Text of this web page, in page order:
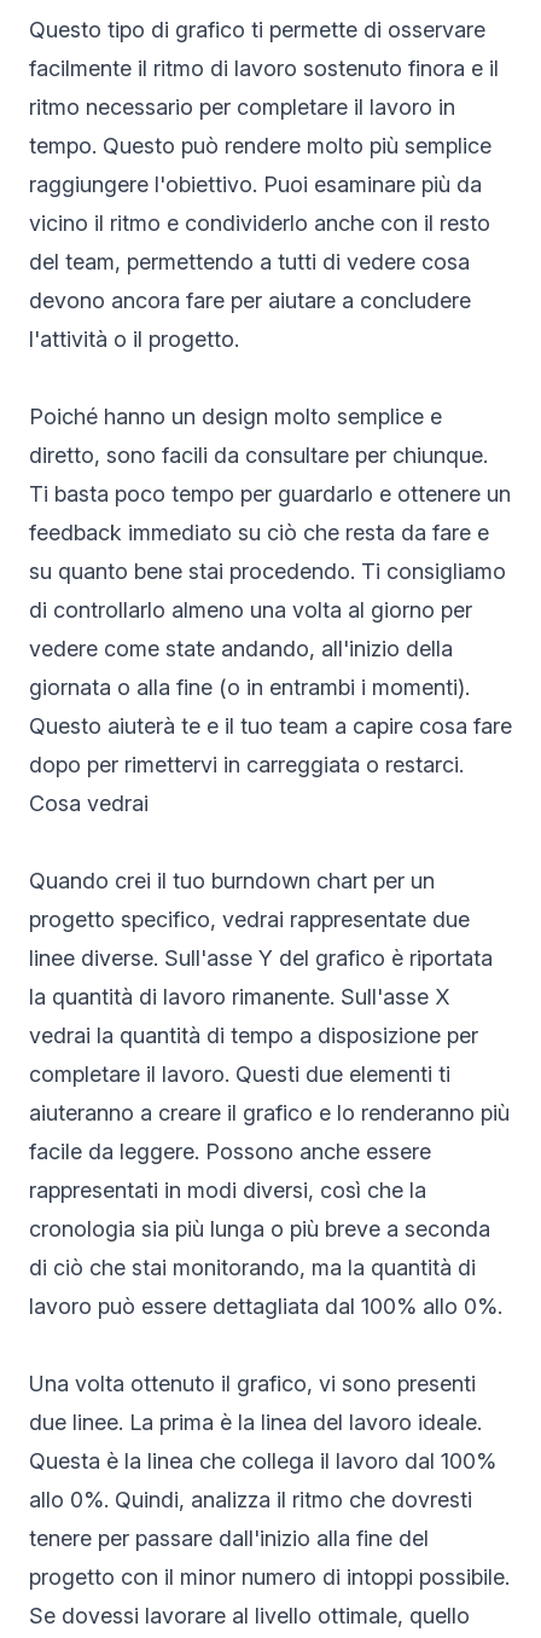
Questo tipo di grafico ti permette di osservare
facilmente il ritmo di lavoro sostenuto finora e il
ritmo necessario per completare il lavoro in
tempo. Questo può rendere molto più semplice
raggiungere l'obiettivo. Puoi esaminare più da
vicino il ritmo e condividerlo anche con il resto
del team, permettendo a tutti di vedere cosa
devono ancora fare per aiutare a concludere
l'attività o il progetto.
Poiché hanno un design molto semplice e
diretto, sono facili da consultare per chiunque.
Ti basta poco tempo per guardarlo e ottenere un
feedback immediato su ciò che resta da fare e
su quanto bene stai procedendo. Ti consigliamo
di controllarlo almeno una volta al giorno per
vedere come state andando, all'inizio della
giornata o alla fine (o in entrambi i momenti).
Questo aiuterà te e il tuo team a capire cosa fare
dopo per rimettervi in carreggiata o restarci.
Cosa vedrai
Quando crei il tuo burndown chart per un
progetto specifico, vedrai rappresentate due
linee diverse. Sull'asse Y del grafico è riportata
la quantità di lavoro rimanente. Sull'asse X
vedrai la quantità di tempo a disposizione per
completare il lavoro. Questi due elementi ti
aiuteranno a creare il grafico e lo renderanno più
facile da leggere. Possono anche essere
rappresentati in modi diversi, così che la
cronologia sia più lunga o più breve a seconda
di ciò che stai monitorando, ma la quantità di
lavoro può essere dettagliata dal 100% allo 0%.
Una volta ottenuto il grafico, vi sono presenti
due linee. La prima è la linea del lavoro ideale.
Questa è la linea che collega il lavoro dal 100%
allo 0%. Quindi, analizza il ritmo che dovresti
tenere per passare dall'inizio alla fine del
progetto con il minor numero di intoppi possibile.
Se dovessi lavorare al livello ottimale, quello